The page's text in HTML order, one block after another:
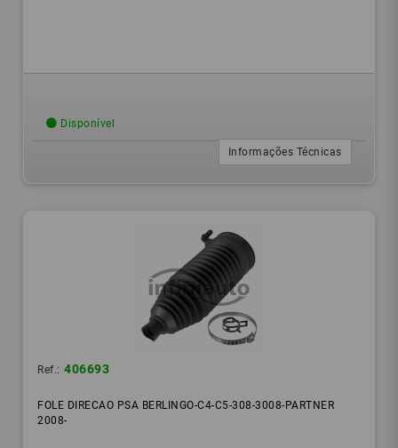
Disponível
Informações Técnicas
Ref.: 406693
FOLE DIRECAO PSA BERLINGO-C4-C5-308-3008-PARTNER
2008-